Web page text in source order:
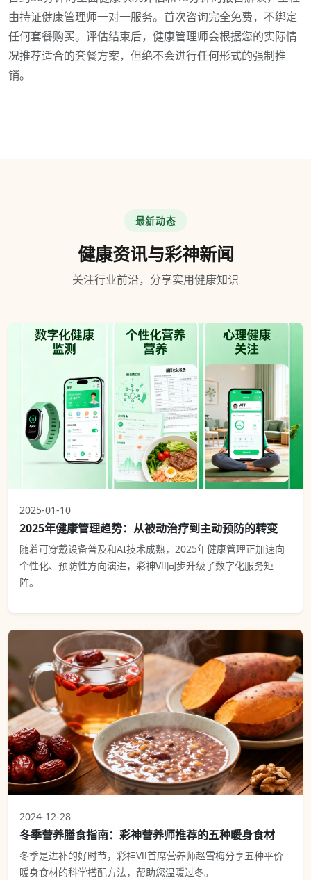
由持证健康管理师一对一服务。首次咨询完全免费，不绑定
任何套餐购买。评估结束后，健康管理师会根据您的实际情
况推荐适合的套餐方案，但绝不会进行任何形式的强制推
销。
最新动态
健康资讯与彩神新闻
关注行业前沿，分享实用健康知识
2025-01-10
2025年健康管理趋势：从被动治疗到主动预防的转变
随着可穿戴设备普及和AI技术成熟，2025年健康管理正加速向
个性化、预防性方向演进，彩神Vll同步升级了数字化服务矩
阵。
2024-12-28
冬季营养膳食指南：彩神营养师推荐的五种暖身食材
冬季是进补的好时节，彩神Vll首席营养师赵雪梅分享五种平价
暖身食材的科学搭配方法，帮助您温暖过冬。